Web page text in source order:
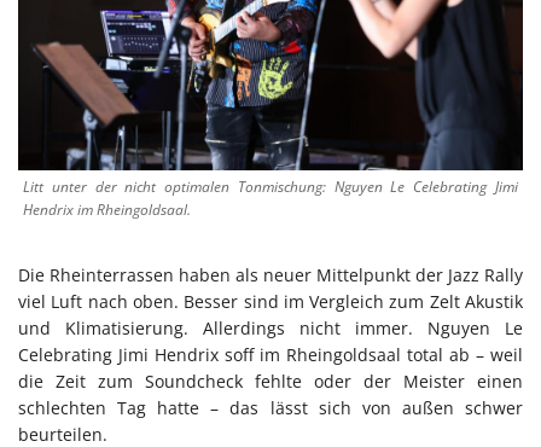
Litt unter der nicht optimalen Tonmischung: Nguyen Le Celebrating Jimi
Hendrix im Rheingoldsaal.
Die Rheinterrassen haben als neuer Mittelpunkt der Jazz Rally
viel Luft nach oben. Besser sind im Vergleich zum Zelt Akustik
und Klimatisierung. Allerdings nicht immer. Nguyen Le
Celebrating Jimi Hendrix soff im Rheingoldsaal total ab – weil
die Zeit zum Soundcheck fehlte oder der Meister einen
schlechten Tag hatte – das lässt sich von außen schwer
beurteilen.